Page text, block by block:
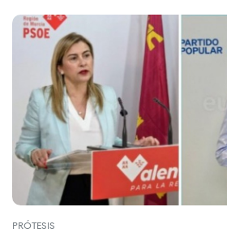
PRÓTESIS